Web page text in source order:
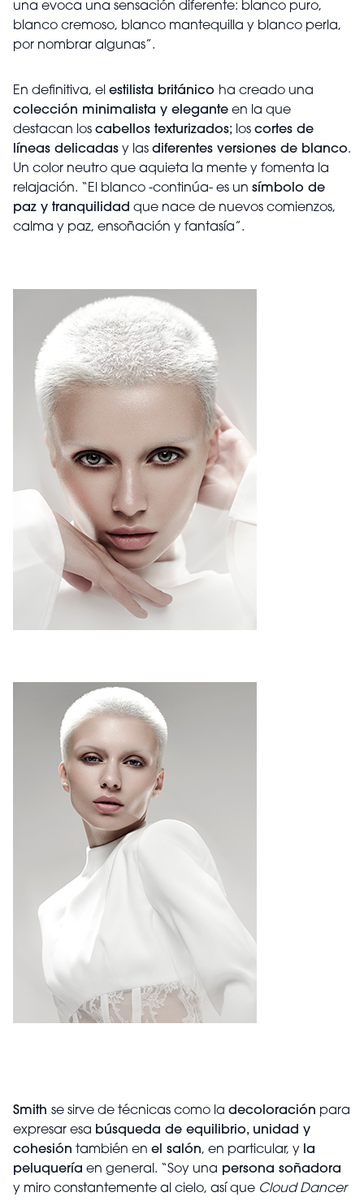
una evoca una sensación diferente: blanco puro,
blanco cremoso, blanco mantequilla y blanco perla,
por nombrar algunas”.
En definitiva, el estilista británico ha creado una
colección minimalista y elegante en la que
destacan los cabellos texturizados; los cortes de
líneas delicadas y las diferentes versiones de blanco.
Un color neutro que aquieta la mente y fomenta la
relajación. “El blanco -continúa- es un símbolo de
paz y tranquilidad que nace de nuevos comienzos,
calma y paz, ensoñación y fantasía”.
Smith se sirve de técnicas como la decoloración para
expresar esa búsqueda de equilibrio, unidad y
cohesión también en el salón, en particular, y la
peluquería en general. “Soy una persona soñadora
y miro constantemente al cielo, así que Cloud Dancer